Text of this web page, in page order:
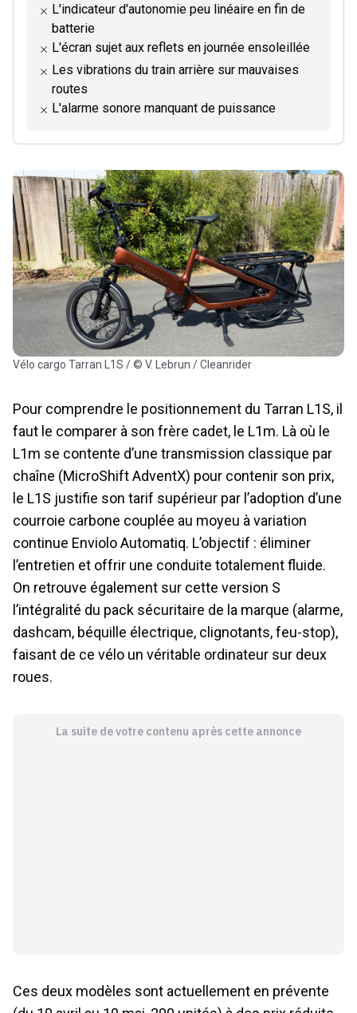
L'indicateur d'autonomie peu linéaire en fin de
batterie
L'écran sujet aux reflets en journée ensoleillée
Les vibrations du train arrière sur mauvaises
routes
L'alarme sonore manquant de puissance
Vélo cargo Tarran L1S / © V. Lebrun / Cleanrider
Pour comprendre le positionnement du Tarran L1S, il
faut le comparer à son frère cadet, le L1m. Là où le
L1m se contente d’une transmission classique par
chaîne (MicroShift AdventX) pour contenir son prix,
le L1S justifie son tarif supérieur par l’adoption d’une
courroie carbone couplée au moyeu à variation
continue Enviolo Automatiq. L’objectif : éliminer
l’entretien et offrir une conduite totalement fluide.
On retrouve également sur cette version S
l’intégralité du pack sécuritaire de la marque (alarme,
dashcam, béquille électrique, clignotants, feu-stop),
faisant de ce vélo un véritable ordinateur sur deux
roues.
La suite de votre contenu après cette annonce
Ces deux modèles sont actuellement en prévente